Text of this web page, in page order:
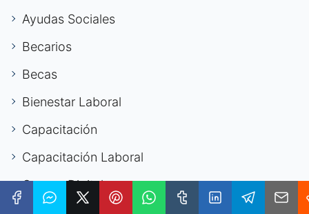
Ayudas Sociales
Becarios
Becas
Bienestar Laboral
Capacitación
Capacitación Laboral
Carrera Digital